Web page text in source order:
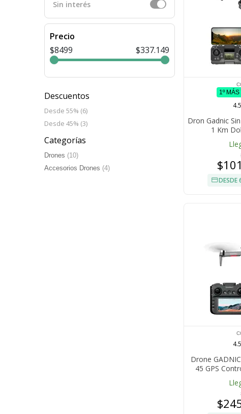
Sin interés
Precio
$8499
$337.149
Descuentos
Desde 55% (6)
Desde 45% (3)
Categorías
Drones (10)
Accesorios Drones (4)
1º
4.5
Dron Gadnic
1 Km
DESDE
4.5
Drone
45 GPS